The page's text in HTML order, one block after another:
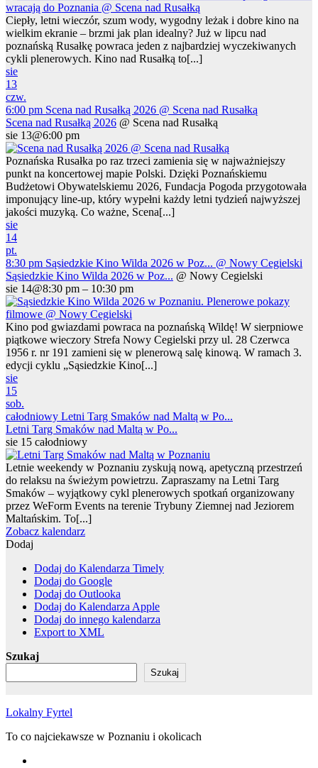
Ciepły, letni wieczór, szum wody, wygodny leżak i dobre kino na
wielkim ekranie – brzmi jak plan idealny? Już w lipcu nad
poznańską Rusałkę powraca jeden z najbardziej wyczekiwanych
cykli plenerowych. Kino nad Rusałką to[...]
sie
13
czw.
6:00 pm Scena nad Rusałką 2026 @ Scena nad Rusałką
Scena nad Rusałką 2026 @ Scena nad Rusałką
sie 13@6:00 pm
Poznańska Rusałka po raz trzeci zamienia się w najważniejszy
punkt na koncertowej mapie Polski. Dzięki Poznańskiemu
Budżetowi Obywatelskiemu 2026, Fundacja Pogoda przygotowała
imponujący line-up, który wypełni każdy letni tydzień najwyższej
jakości muzyką. Co ważne, Scena[...]
sie
14
pt.
8:30 pm Sąsiedzkie Kino Wilda 2026 w Poz... @ Nowy Cegielski
Sąsiedzkie Kino Wilda 2026 w Poz... @ Nowy Cegielski
sie 14@8:30 pm – 10:30 pm
Kino pod gwiazdami powraca na poznańską Wildę! W sierpniowe
piątkowe wieczory Strefa Nowy Cegielski przy ul. 28 Czerwca
1956 r. nr 191 zamieni się w plenerową salę kinową. W ramach 3.
edycji cyklu „Sąsiedzkie Kino[...]
sie
15
sob.
całodniowy Letni Targ Smaków nad Maltą w Po...
Letni Targ Smaków nad Maltą w Po...
sie 15 całodniowy
Letnie weekendy w Poznaniu zyskują nową, apetyczną przestrzeń
do relaksu na świeżym powietrzu. Zapraszamy na Letni Targ
Smaków – wyjątkowy cykl plenerowych spotkań organizowany
przez WeForm Events na terenie Trybuny Ziemnej nad Jeziorem
Maltańskim. To[...]
Zobacz kalendarz
Dodaj
Dodaj do Kalendarza Timely
Dodaj do Google
Dodaj do Outlooka
Dodaj do Kalendarza Apple
Dodaj do innego kalendarza
Export to XML
Szukaj
Szukaj
Lokalny Fyrtel
To co najciekawsze w Poznaniu i okolicach